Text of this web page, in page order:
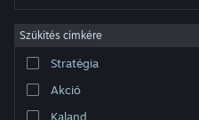
védjegyek jogos tulajdonosaiké az Egyesült
szabályzat
| Jogi információk
Steam előfizetői szerződés
Szűkítés címkére
Stratégia
Akció
Kaland